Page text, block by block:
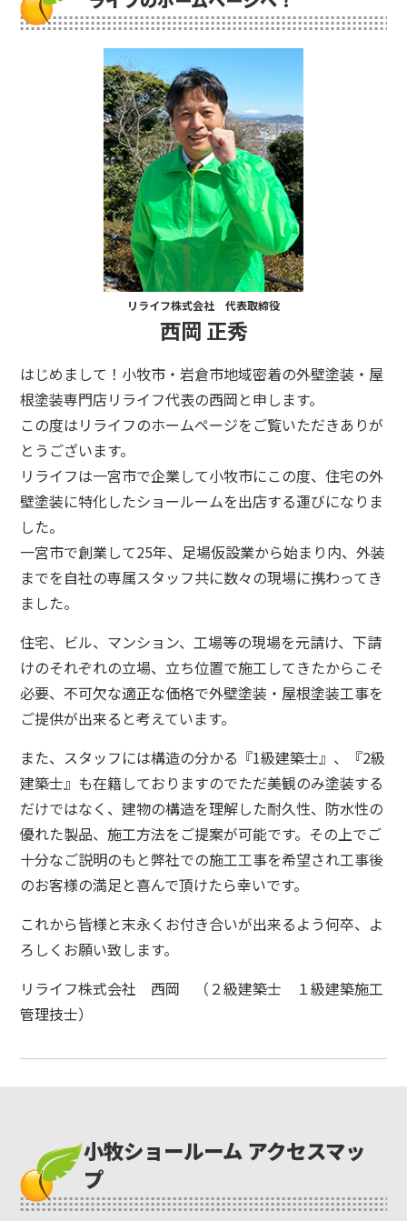
リライフ株式会社 代表取締役
西岡 正秀
はじめまして！小牧市・岩倉市地域密着の外壁塗装・屋
根塗装専門店リライフ代表の西岡と申します。
この度はリライフのホームページをご覧いただきありが
とうございます。
リライフは一宮市で企業して小牧市にこの度、住宅の外
壁塗装に特化したショールームを出店する運びになりま
した。
一宮市で創業して25年、足場仮設業から始まり内、外装
までを自社の専属スタッフ共に数々の現場に携わってき
ました。
住宅、ビル、マンション、工場等の現場を元請け、下請
けのそれぞれの立場、立ち位置で施工してきたからこそ
必要、不可欠な適正な価格で外壁塗装・屋根塗装工事を
ご提供が出来ると考えています。
また、スタッフには構造の分かる『1級建築士』、『2級
建築士』も在籍しておりますのでただ美観のみ塗装する
だけではなく、建物の構造を理解した耐久性、防水性の
優れた製品、施工方法をご提案が可能です。 その上でご
十分なご説明のもと弊社での施工工事を希望され工事後
のお客様の満足と喜んで頂けたら幸いです。
これから皆様と末永くお付き合いが出来るよう何卒、よ
ろしくお願い致します。
リライフ株式会社 西岡 （２級建築士 １級建築施工
管理技士）
小牧ショールーム アクセスマッ
プ